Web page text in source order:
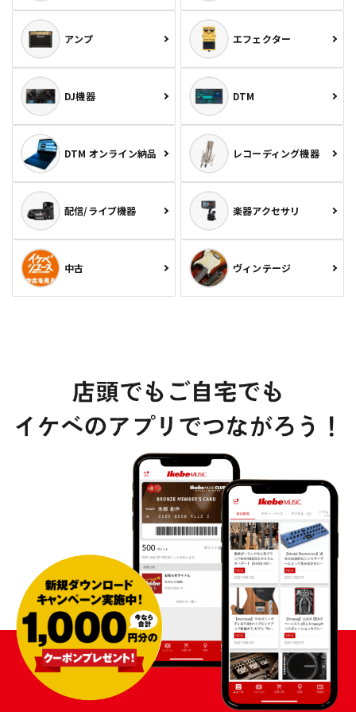
アンプ エフェクター
DJ機器 DTM
DTM オンライン納品 レコーディング機器
配信/ライブ機器 楽器アクセサリ
中古 ヴィンテージ